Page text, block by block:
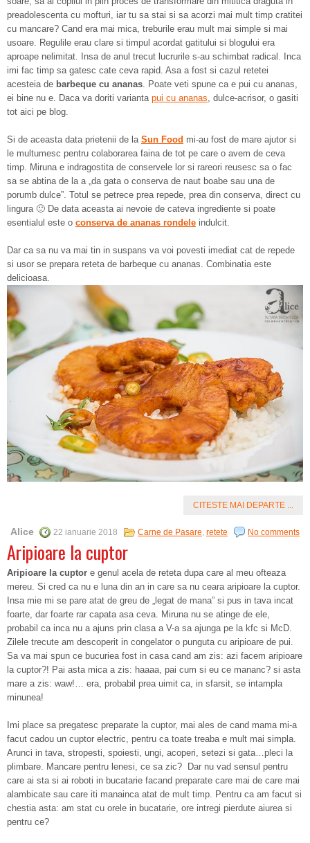
preadolescenta cu mofturi, iar tu sa stai si sa acorzi mai mult timp cratitei
cu mancare? Cand era mai mica, treburile erau mult mai simple si mai
usoare. Regulile erau clare si timpul acordat gatitului si blogului era
aproape nelimitat. Insa de anul trecut lucrurile s-au schimbat radical. Inca
imi fac timp sa gatesc cate ceva rapid. Asa a fost si cazul retetei
acesteia de barbeque cu ananas. Poate veti spune ca e pui cu ananas,
ei bine nu e. Daca va doriti varianta pui cu ananas, dulce-acrisor, o gasiti
tot aici pe blog.
Si de aceasta data prietenii de la Sun Food mi-au fost de mare ajutor si
le multumesc pentru colaborarea faina de tot pe care o avem de ceva
timp. Miruna e indragostita de conservele lor si rareori reusesc sa o fac
sa se abtina de la a „da gata o conserva de naut boabe sau una de
porumb dulce”. Totul se petrece prea repede, prea din conserva, direct cu
lingura 🙂 De data aceasta ai nevoie de cateva ingrediente si poate
esentialul este o conserva de ananas rondele indulcit.
Dar ca sa nu va mai tin in suspans va voi povesti imediat cat de repede
si usor se prepara reteta de barbeque cu ananas. Combinatia este
delicioasa.
CITESTE MAI DEPARTE ...
Alice 22 ianuarie 2018 Carne de Pasare retete No comments
Aripioare la cuptor
Aripioare la cuptor e genul acela de reteta dupa care al meu ofteaza
mereu. Si cred ca nu e luna din an in care sa nu ceara aripioare la cuptor.
Insa mie mi se pare atat de greu de „legat de mana” si pus in tava incat
foarte, dar foarte rar capata asa ceva. Miruna nu se atinge de ele,
probabil ca inca nu a ajuns prin clasa a V-a sa ajunga pe la kfc si McD.
Zilele trecute am descoperit in congelator o punguta cu aripioare de pui.
Sa va mai spun ce bucuriea fost in casa cand am zis: azi facem aripioare
la cuptor?! Pai asta mica a zis: haaaa, pai cum si eu ce mananc? si asta
mare a zis: waw!… era, probabil prea uimit ca, in sfarsit, se intampla
minunea!
Imi place sa pregatesc preparate la cuptor, mai ales de cand mama mi-a
facut cadou un cuptor electric, pentru ca toate treaba e mult mai simpla.
Arunci in tava, stropesti, spoiesti, ungi, acoperi, setezi si gata…pleci la
plimbare. Mancare pentru lenesi, ce sa zic? Dar nu vad sensul pentru
care ai sta si ai roboti in bucatarie facand preparate care mai de care mai
alambicate sau care iti manainca atat de mult timp. Pentru ca am facut si
chestia asta: am stat cu orele in bucatarie, ore intregi pierdute aiurea si
pentru ce?